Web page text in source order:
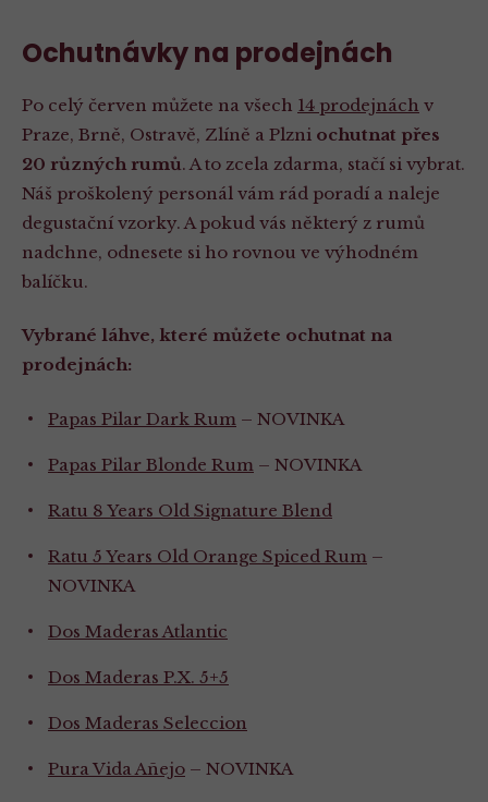
Ochutnávky na prodejnách
Po celý červen můžete na všech 14 prodejnách v
Praze, Brně, Ostravě, Zlíně a Plzni ochutnat přes
20 různých rumů. A to zcela zdarma, stačí si vybrat.
Náš proškolený personál vám rád poradí a naleje
degustační vzorky. A pokud vás některý z rumů
nadchne, odnesete si ho rovnou ve výhodném
balíčku.
Vybrané láhve, které můžete ochutnat na
prodejnách:
Papas Pilar Dark Rum – NOVINKA
Papas Pilar Blonde Rum – NOVINKA
Ratu 8 Years Old Signature Blend
Ratu 5 Years Old Orange Spiced Rum –
NOVINKA
Dos Maderas Atlantic
Dos Maderas P.X. 5+5
Dos Maderas Seleccion
Pura Vida Añejo – NOVINKA